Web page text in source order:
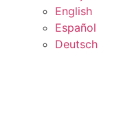
English
Español
Deutsch